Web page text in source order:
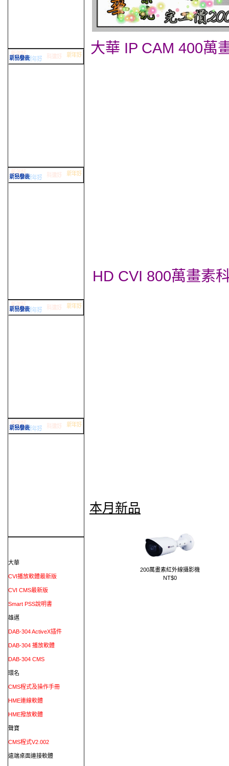
大華 IP CAM 400萬
HD CVI 800萬畫素
本月新品
200萬畫素紅外線攝影機
NT$0
大華
CVI播放軟體最新版
CVI CMS最新版
Smart PSS說明書
雄邁
DAB-304 ActiveX插件
DAB-304 播放軟體
DAB-304 CMS
環名
CMS程式及操作手冊
HME連線軟體
HME撥放軟體
聲寶
CMS程式V2.002
遠端桌面連接軟體